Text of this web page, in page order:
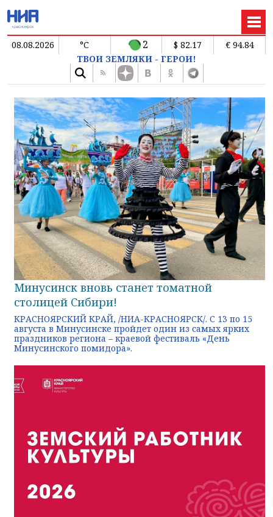
08.08.2026 °C 2 $ 82.17
€ 94.84
ТВОИ ЗЕМЛЯКИ - ГЕРОИ!
Минусинск вновь станет томатной
столицей Сибири!
КРАСНОЯРСКИЙ КРАЙ, /НИА-КРАСНОЯРСК/. С 13 по 15
августа в Минусинске пройдет один из самых ярких
праздников региона – краевой фестиваль «День
Минусинского помидора».